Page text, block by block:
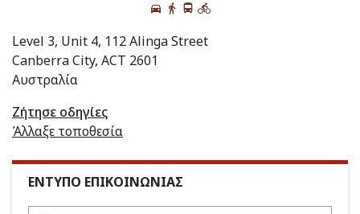
Level 3, Unit 4, 112 Alinga Street
Canberra City, ACT 2601
Αυστραλία
Ζήτησε οδηγίες
Άλλαξε τοποθεσία
ΕΝΤΥΠΟ ΕΠΙΚΟΙΝΩΝΙΑΣ